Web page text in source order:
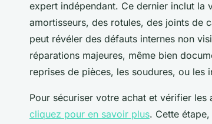
expert indépendant. Ce dernier inclut la
amortisseurs, des rotules, des joints de
peut révéler des défauts internes non
réparations majeures, même bien
reprises de pièces, les soudures, ou les
Pour sécuriser votre achat et vérifier
cliquez pour en savoir plus. Cette